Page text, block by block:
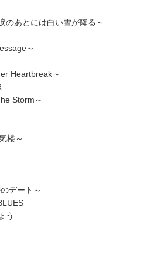
のあとには白い雪が降る～
～
Heartbreak～
Storm～
楼～
デート～
う